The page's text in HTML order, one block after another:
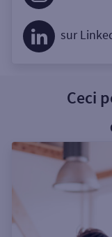
sur
Ceci